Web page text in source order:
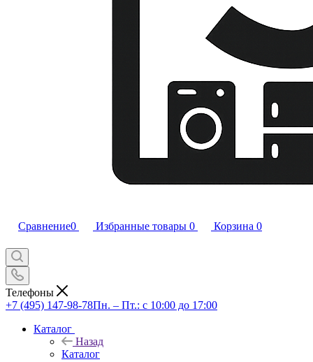
Сравнение0 Избранные товары 0 Корзина 0
Телефоны
+7 (495) 147-98-78Пн. – Пт.: с 10:00 до 17:00
Каталог
Назад
Каталог